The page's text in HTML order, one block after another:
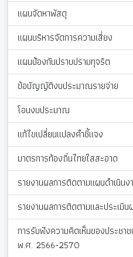
แผนจัดหาพัสดุ
แผนบริหารจัดการความเสี่ยง
แผนป้องกันปราบปรามทุจริต
ข้อบัญญัติงบประมาณรายจ่าย
โอนงบประมาณ
แก้ไขเปลี่ยนแปลงคำชี้แจง
มาตรการท้องถิ่นไทยใสสะอาด
รายงานผลการติดตามแผนดำเนินง
รายงานผลการติดตามและประเ
การรับฟังความคิดเห็นของประช
พ.ศ. 2566-2570